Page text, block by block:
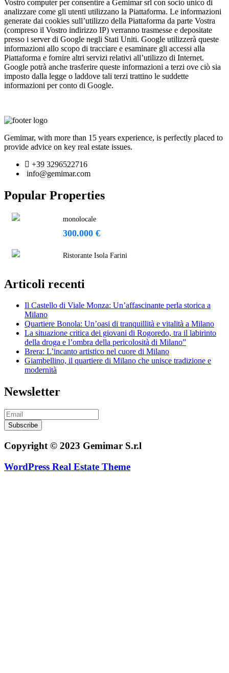
Gemimar, with more than 15 years experience, is perfectly placed to
provide advice on key real estate issues.
+39 3296522716
info@gemimar.com
Popular Properties
monolocale
300.000 €
Ristorante Isola Farini
Articoli recenti
Il Castello di Viale Monza: Un’affascinante perla storica a
Milano
Quartiere Bonola: Un’oasi di tranquillità e vitalità a Milano
La situazione critica dei giovani di Rogoredo, tra il labirinto
della droga e l’ombra della pericolosità di Milano”
Brera: L’incanto artistico nel cuore di Milano
Giambellino, il quartiere di Milano che unisce tradizione e
modernità
Newsletter
Subscribe
Copyright © 2023 Gemimar S.r.l
WordPress Real Estate Theme